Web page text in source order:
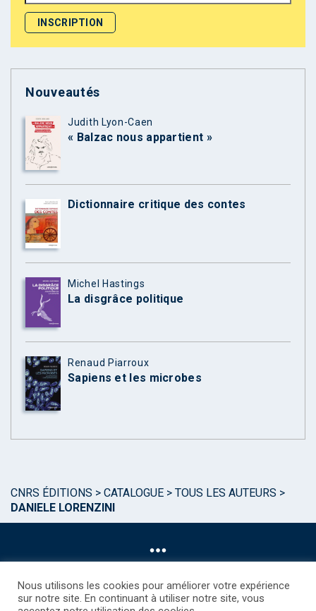
Nouveautés
Judith Lyon-Caen
« Balzac nous appartient »
Dictionnaire critique des contes
Michel Hastings
La disgrâce politique
Renaud Piarroux
Sapiens et les microbes
CNRS ÉDITIONS > CATALOGUE > TOUS LES AUTEURS >
DANIELE LORENZINI
Nous utilisons les cookies pour améliorer votre expérience
sur notre site. En continuant à utiliser notre site, vous